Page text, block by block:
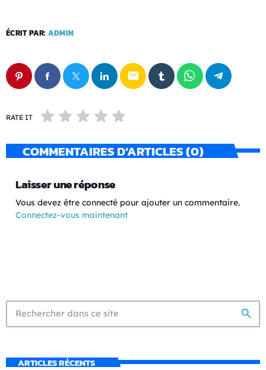
ÉCRIT PAR: ADMIN
email
RATE IT
COMMENTAIRES D’ARTICLES (0)
Laisser une réponse
Vous devez être connecté pour ajouter un commentaire.
Connectez-vous maintenant
search
ARTICLES RÉCENTS